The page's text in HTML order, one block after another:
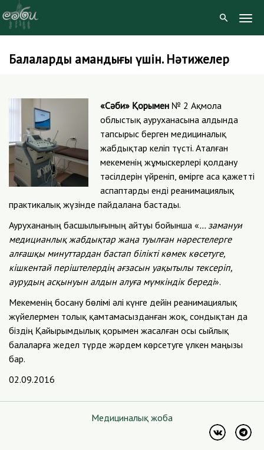
SkipБалалардың амандығы үшін. Нәтижелер
«Сәби» Қорымен № 2 Ақмола
облыстық ауруханасына алдында
тапсырыс берген медициналық
жабдықтар келіп түсті. Аталған
мекеменің жұмыскерлері қолдану
тәсілдерін үйреніп, өмірге аса қажетті
аспаптарды енді реанимациялық
практикалық жүзінде пайдалана бастады.
Аурухананың басшылығының айтуы бойынша «… замануи
медицианлық жабдықтар жаңа туылған нәрестелерге
алғашқы минуттардан бастап білікті көмек көсетуге,
кішкентай періштелердің ағзасын уақытылы тексеріп,
аурудың асқынуын алдын алуға мүмкіндік береді».
Мекеменің босану бөлімі әлі күнге дейін реанимациялық
жүйелермен толық қамтамасызданған жоқ, сондықтан да
біздің Қайырымдылық қорымен жасалған осы сыйлық
балаларға жедел түрде жәрдем көрсетуге үлкен маңызы
бар.
02.09.2016
Медициналық жоба